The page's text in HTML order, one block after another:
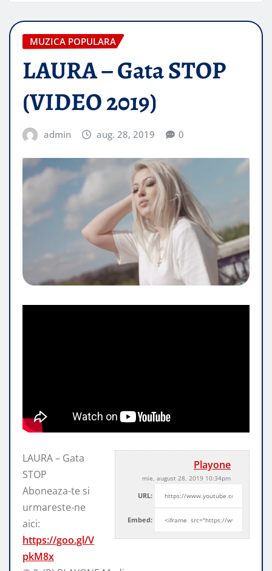
MUZICA POPULARA
LAURA – Gata STOP
(VIDEO 2019)
admin aug. 28, 2019 0
Playone
mie, august 28, 2019 10:34pm
URL:
Embed:
LAURA – Gata
STOP
Aboneaza-te si
urmareste-ne
aici:
https://goo.gl/V
pkM8x